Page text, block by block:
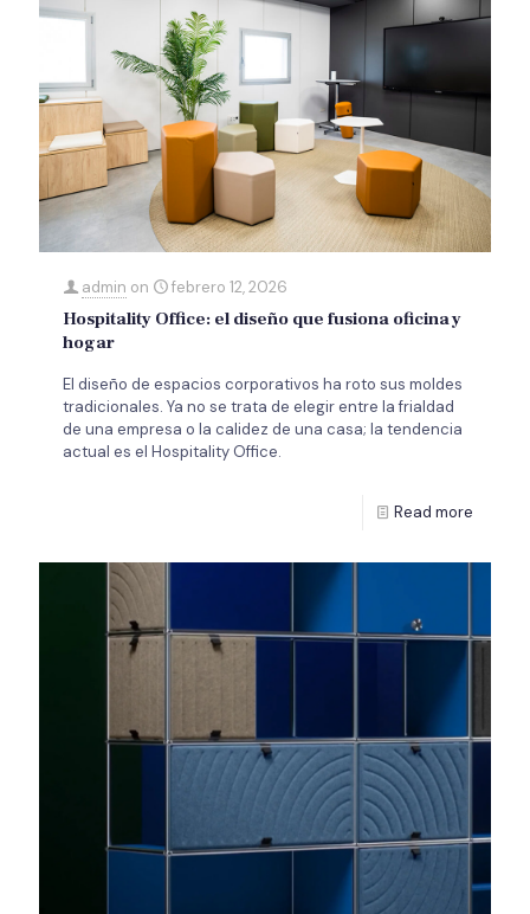
admin on febrero 12, 2026
Hospitality Office: el diseño que fusiona oficina y
hogar
El diseño de espacios corporativos ha roto sus moldes
tradicionales. Ya no se trata de elegir entre la frialdad
de una empresa o la calidez de una casa; la tendencia
actual es el Hospitality Office.
Read more